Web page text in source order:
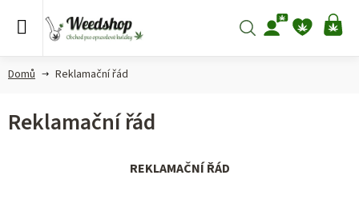
Hledat
Domů Reklamační řád
Reklamační řád
REKLAMAČNÍ ŘÁD